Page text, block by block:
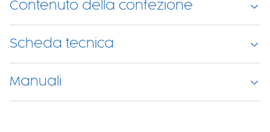
Contenuto della confezione
Scheda tecnica
Manuali